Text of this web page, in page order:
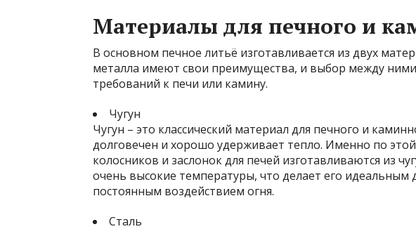
Материалы для печного и
В основном печное литьё изготавливается из двух
металла имеют свои преимущества, и выбор между
требований к печи или камину.
Чугун
Чугун – это классический материал для печного и
долговечен и хорошо удерживает тепло. Именно по
колосников и заслонок для печей изготавливаются из
очень высокие температуры, что делает его идеальным
постоянным воздействием огня.
Сталь